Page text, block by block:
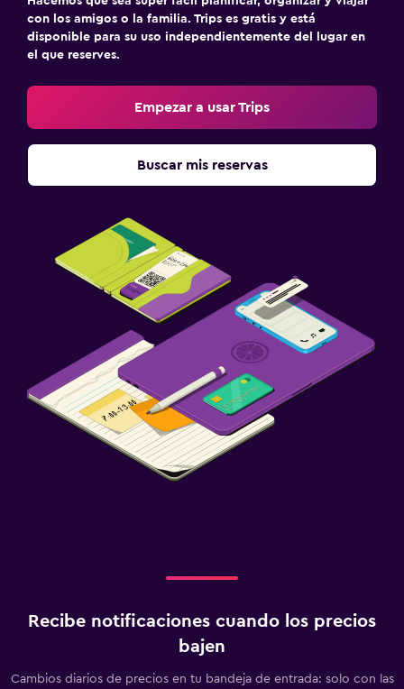
con los amigos o la familia. Trips es gratis y está
disponible para su uso independientemente del lugar en
el que reserves.
Empezar a usar Trips
Buscar mis reservas
Recibe notificaciones cuando los precios
bajen
Cambios diarios de precios en tu bandeja de entrada: solo con las